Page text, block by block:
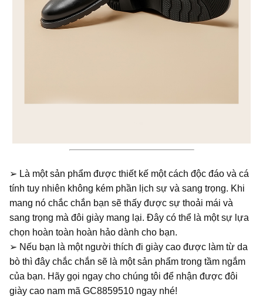
➢ Là một sản phẩm được thiết kế một cách độc đáo và cá
tính tuy nhiên không kém phần lịch sự và sang trọng. Khi
mang nó chắc chắn bạn sẽ thấy được sự thoải mái và
sang trọng mà đôi giày mang lại. Đây có thể là một sự lựa
chọn hoàn toàn hoàn hảo dành cho bạn.
➢ Nếu bạn là một người thích đi giày cao được làm từ da
bò thì đây chắc chắn sẽ là một sản phẩm trong tầm ngắm
của bạn. Hãy gọi ngay cho chúng tôi để nhận được đôi
giày cao nam mã GC8859510 ngay nhé!